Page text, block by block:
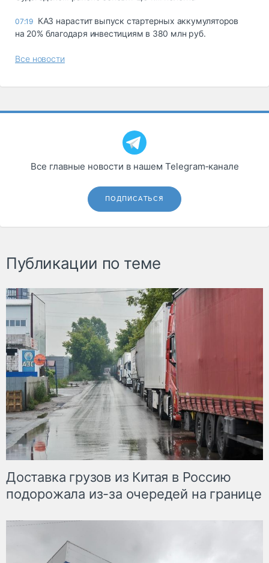
07:19 КАЗ нарастит выпуск стартерных аккумуляторов
на 20% благодаря инвестициям в 380 млн руб.
Все новости
Все главные новости в нашем Telegram‑канале
ПОДПИСАТЬСЯ
Публикации по теме
Доставка грузов из Китая в Россию
подорожала из-за очередей на границе